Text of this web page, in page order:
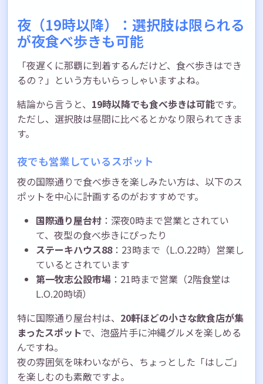
夜（19時以降）：選択肢は限られる
が夜食べ歩きも可能
「夜遅くに那覇に到着するんだけど、食べ歩きはでき
るの？」という方もいらっしゃいますよね。
結論から言うと、 19時以降でも食べ歩きは可能です。
ただし、選択肢は昼間に比べるとかなり限られてきま
す。
夜でも営業しているスポット
夜の国際通りで食べ歩きを楽しみたい方は、以下のス
ポットを中心に計画するのがおすすめです。
国際通り屋台村 ：深夜0時まで営業とされてい
て、夜型の食べ歩きにぴったり
ステーキハウス88：23時まで（L.O.22時）営業し
ているとされています
第一牧志公設市場 ：21時まで営業（2階食堂は
L.O.20時頃）
特に国際通り屋台村は、 20軒ほどの小さな飲食店が集
まったスポットで、泡盛片手に沖縄グルメを楽しめる
んですね。
夜の雰囲気を味わいながら、ちょっとした「はしご」
を楽しむのも素敵ですよ。